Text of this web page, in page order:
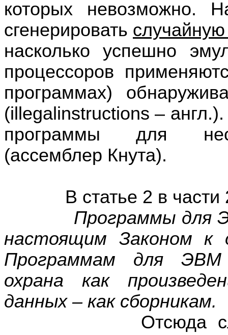
которых невозможно.
сгенерировать
насколько успешно
процессоров
программах)
(illegal instructions –
программы для
(ассемблер Кнута).
В статье 2 в части 2
Программы для ЭВМ
настоящим Законом к
Программам для ЭВМ
охрана как
данных – как сборникам.
Отсюда